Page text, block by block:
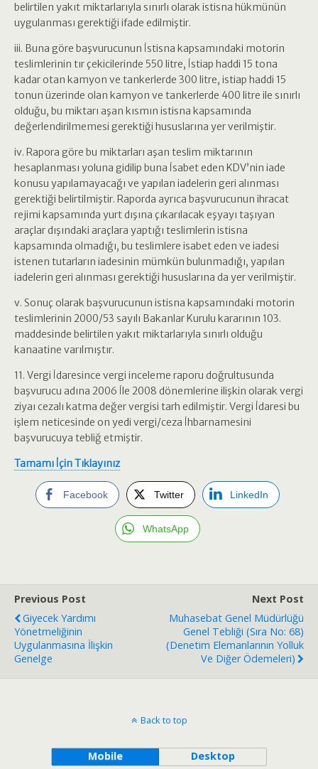
belirtilen yakıt miktarlarıyla sınırlı olarak istisna hükmünün
uygulanması gerektiği ifade edilmiştir.
iii. Buna göre başvurucunun İstisna kapsamındaki motorin
teslimlerinin tır çekicilerinde 550 litre, İstiap haddi 15 tona
kadar otan kamyon ve tankerlerde 300 litre, istiap haddi 15
tonun üzerinde olan kamyon ve tankerlerde 400 litre ile sınırlı
olduğu, bu miktarı aşan kısmın istisna kapsamında
değerlendirilmemesi gerektiği hususlarına yer verilmiştir.
iv. Rapora göre bu miktarları aşan teslim miktarının
hesaplanması yoluna gidilip buna İsabet eden KDV’nin iade
konusu yapılamayacağı ve yapılan iadelerin geri alınması
gerektiği belirtilmiştir. Raporda ayrıca başvurucunun ihracat
rejimi kapsamında yurt dışına çıkarılacak eşyayı taşıyan
araçlar dışındaki araçlara yaptığı teslimlerin istisna
kapsamında olmadığı, bu teslimlere isabet eden ve iadesi
istenen tutarların iadesinin mümkün bulunmadığı, yapılan
iadelerin geri alınması gerektiği hususlarına da yer verilmiştir.
v. Sonuç olarak başvurucunun istisna kapsamındaki motorin
teslimlerinin 2000/53 sayılı Bakanlar Kurulu kararının 103.
maddesinde belirtilen yakıt miktarlarıyla sınırlı olduğu
kanaatine varılmıştır.
11. Vergi İdaresince vergi inceleme raporu doğrultusunda
başvurucu adına 2006 İle 2008 dönemlerine ilişkin olarak vergi
ziyaı cezalı katma değer vergisi tarh edilmiştir. Vergi İdaresi bu
işlem neticesinde on yedi vergi/ceza İhbarnamesini
başvurucuya tebliğ etmiştir.
Tamamı İçin Tıklayınız
Facebook Twitter LinkedIn
WhatsApp
Previous Post
Giyecek Yardımı
Yönetmeliğinin
Uygulanmasına İlişkin
Genelge
Next Post
Muhasebat Genel Müdürlüğü
Genel Tebliği (Sıra No: 68)
(Denetim Elemanlarının Yolluk
Ve Diğer Ödemeleri)
Back to top
Mobile Desktop